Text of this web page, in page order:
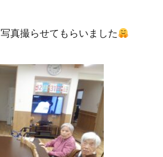
写真撮らせてもらいました